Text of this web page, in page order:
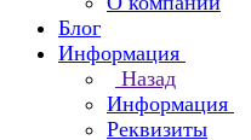
Блог
Информация
Назад
Информация
Реквизиты